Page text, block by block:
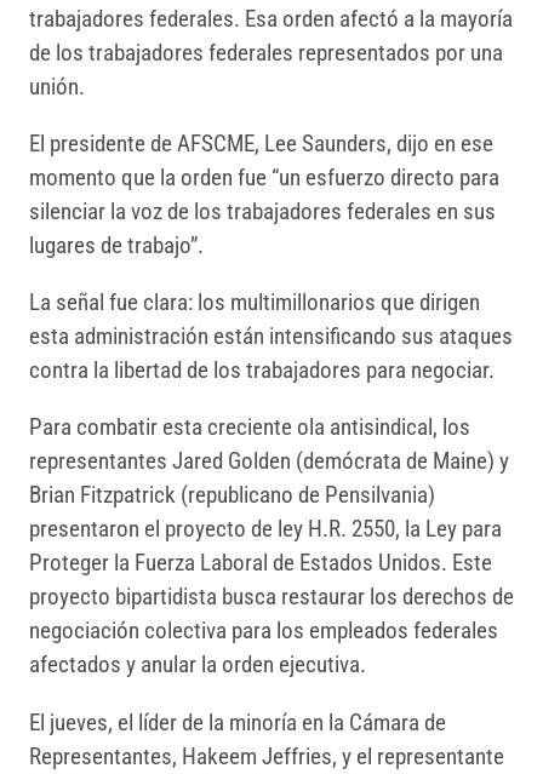
trabajadores federales. Esa orden afectó a la mayoría
de los trabajadores federales representados por una
unión.
El presidente de AFSCME, Lee Saunders, dijo en ese
momento que la orden fue “un esfuerzo directo para
silenciar la voz de los trabajadores federales en sus
lugares de trabajo”.
La señal fue clara: los multimillonarios que dirigen
esta administración están intensificando sus ataques
contra la libertad de los trabajadores para negociar.
Para combatir esta creciente ola antisindical, los
representantes Jared Golden (demócrata de Maine) y
Brian Fitzpatrick (republicano de Pensilvania)
presentaron el proyecto de ley H.R. 2550, la Ley para
Proteger la Fuerza Laboral de Estados Unidos. Este
proyecto bipartidista busca restaurar los derechos de
negociación colectiva para los empleados federales
afectados y anular la orden ejecutiva.
El jueves, el líder de la minoría en la Cámara de
Representantes, Hakeem Jeffries, y el representante